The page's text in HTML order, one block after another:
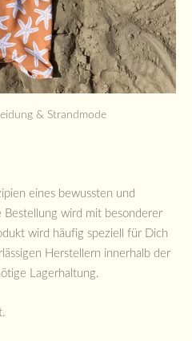
eines bewussten und
Bestellung wird mit besonderer
wird häufig speziell für Dich
Herstellern innerhalb der
Lagerhaltung.
& Strandmode